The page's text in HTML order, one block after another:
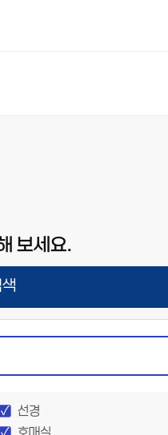
보세요.
색
선경